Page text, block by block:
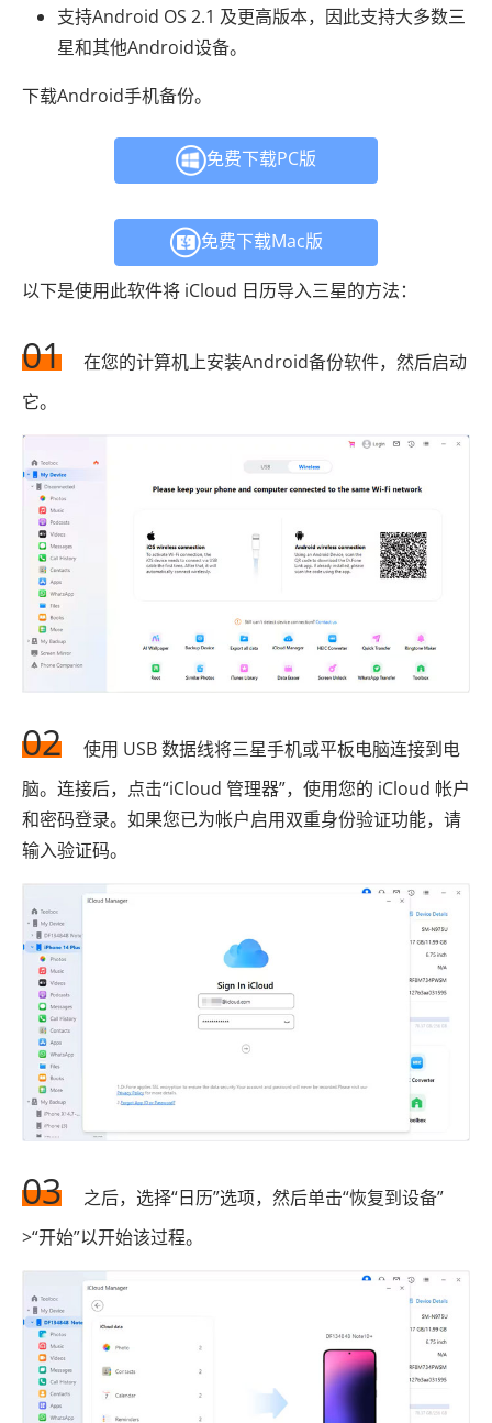
支持Android OS 2.1 及更高版本，因此支持大多数三
星和其他Android设备。
下载Android手机备份。
免费下载PC版
免费下载Mac版
以下是使用此软件将 iCloud 日历导入三星的方法：
01
在您的计算机上安装Android备份软件，然后启动
它。
02
使用 USB 数据线将三星手机或平板电脑连接到电
脑。连接后，点击“iCloud 管理器”，使用您的 iCloud 帐户
和密码登录。如果您已为帐户启用双重身份验证功能，请
输入验证码。
03
之后，选择“日历”选项，然后单击“恢复到设备”
>“开始”以开始该过程。